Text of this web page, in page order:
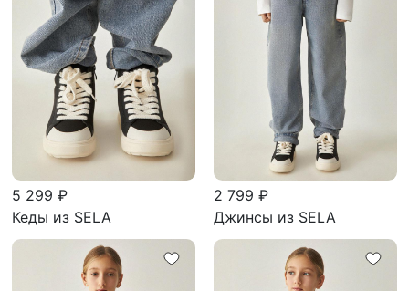
5 299 ₽
Кеды из SELA
2 799 ₽
Джинсы из SELA